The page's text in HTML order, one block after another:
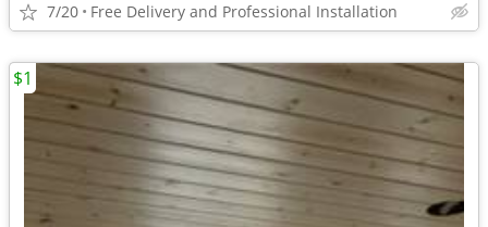
7/20 Free Delivery and Professional Installation
$1